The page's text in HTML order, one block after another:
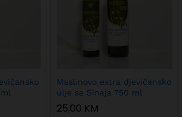
Maslinovo extra djevičansko
ulje sa Sinaja 750 ml
25,00 KM